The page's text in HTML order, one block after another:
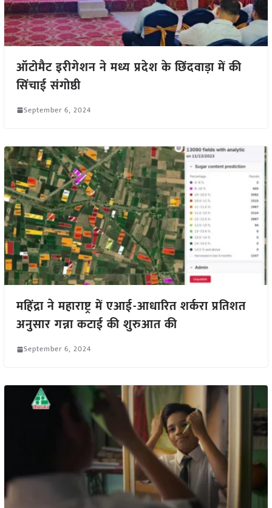
ऑटोमैट इरीगेशन ने मध्य प्रदेश के छिंदवाड़ा में की
सिंचाई संगोष्ठी
September 6, 2024
महिंद्रा ने महाराष्ट्र में एआई-आधारित शर्करा प्रतिशत
अनुसार गन्ना कटाई की शुरुआत की
September 6, 2024